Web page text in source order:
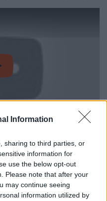
Information
sharing to third parties, or
information for
use the below opt-out
Please note that after your
may continue seeing
information utilized by
των
των
οι
αβεβαιότητα και